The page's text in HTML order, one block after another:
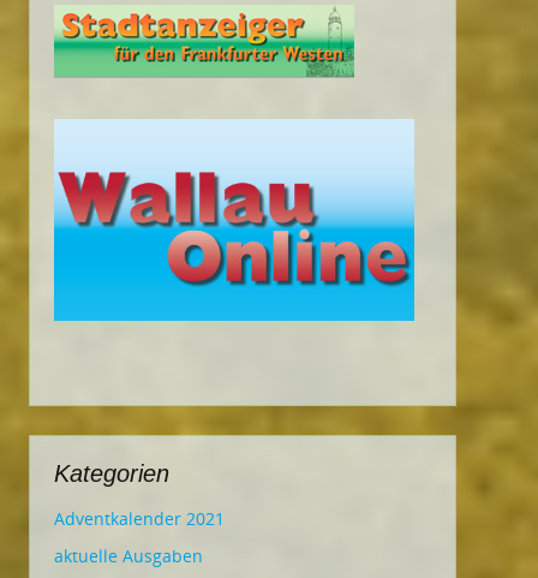
Kategorien
Adventkalender 2021
aktuelle Ausgaben